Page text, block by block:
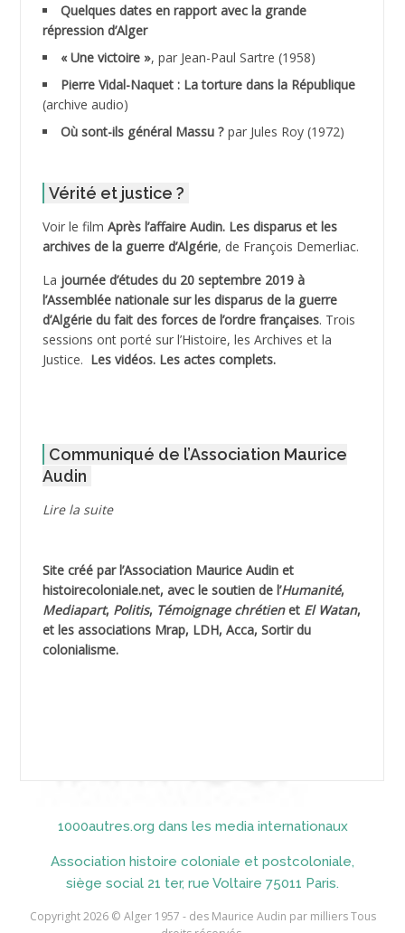
ADDALA Boualem*
ADDANE
ADDECHE Rachid
ADELIOUAT Vve AIT SAADA
ADJANI Khaled
ADJAOUT
ADNI Mohamed Akli
ADOUL Arab *
AGOULMINE
AHLOUCHE Mabrouk *
AIBLIED Ahmed
AICI (ou AISSI) Laïd
AIDI
AININE Abdelkader
Quelques dates en rapport avec la grande
répression d’Alger
« Une victoire », par Jean-Paul Sartre (1958)
Pierre Vidal-Naquet : La torture dans la République
(archive audio)
Où sont-ils général Massu ? par Jules Roy (1972)
Vérité et justice ?
Voir le film Après l’affaire Audin. Les disparus et les
archives de la guerre d’Algérie, de François Demerliac.
La journée d’études du 20 septembre 2019 à
l’Assemblée nationale sur les disparus de la guerre
d’Algérie du fait des forces de l’ordre françaises. Trois
sessions ont porté sur l’Histoire, les Archives et la
Justice. Les vidéos. Les actes complets.
Communiqué de l’Association Maurice
Audin
Lire la suite
Site créé par l’Association Maurice Audinet
histoirecoloniale.net, avec le soutien de l’Humanité,
Mediapart, Politis, Témoignage chrétienet El Watan,
et les associations Mrap, LDH, Acca, Sortir du
colonialisme.
1000autres.org dans les media internationaux
Association histoire coloniale et postcoloniale,
siège social 21 ter, rue Voltaire 75011 Paris.
Copyright 2026 © Alger 1957 - des Maurice Audin par milliers Tous